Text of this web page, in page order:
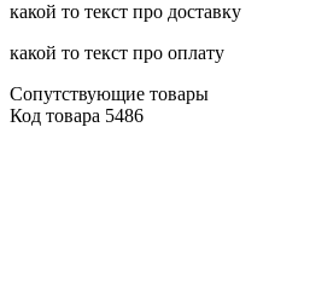
какой то текст про доставку
какой то текст про оплату
Сопутствующие товары
Код товара 5486